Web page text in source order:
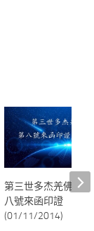
第三世多杰羌佛辦
八號來函印證
(01/11/2014)